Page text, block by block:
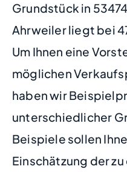
Grundstück in
Ahrweiler liegt bei
Um Ihnen eine
möglichen
haben wir
unterschiedlicher
Beispiele sollen
Einschätzung der